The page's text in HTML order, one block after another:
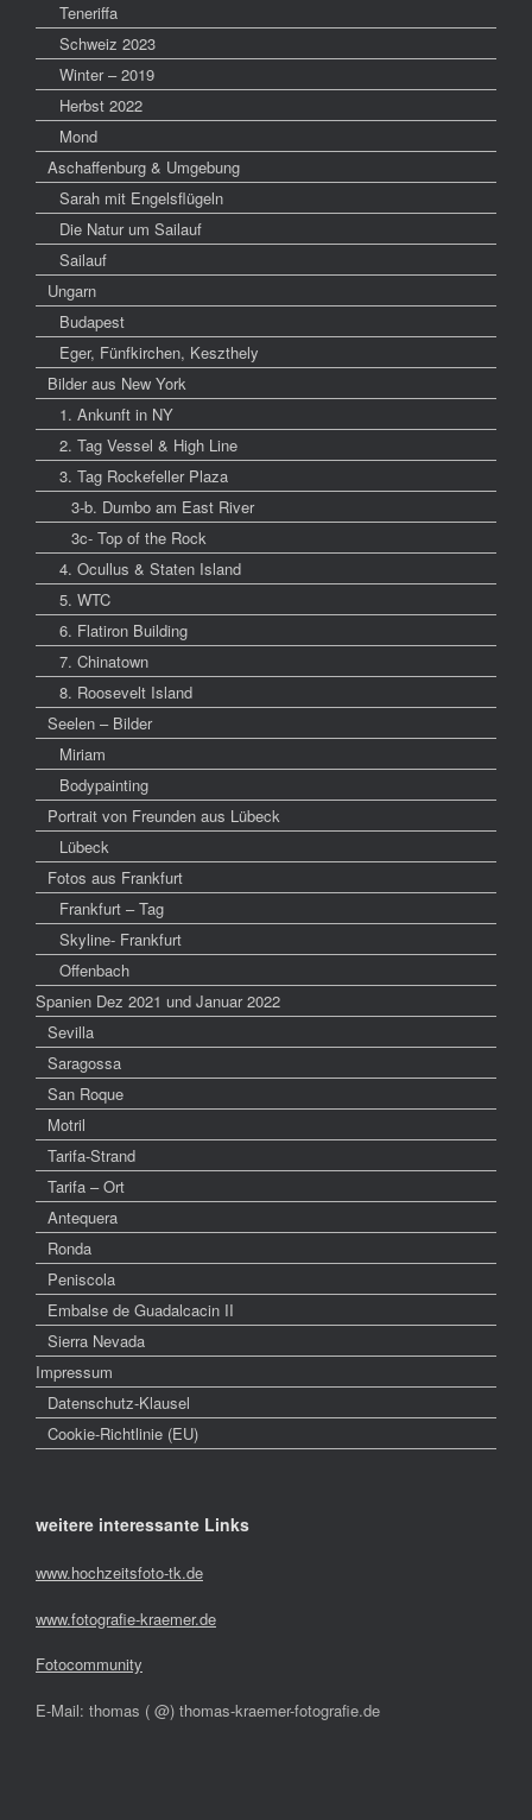
Teneriffa
Schweiz 2023
Winter – 2019
Herbst 2022
Mond
Aschaffenburg & Umgebung
Sarah mit Engelsflügeln
Die Natur um Sailauf
Sailauf
Ungarn
Budapest
Eger, Fünfkirchen, Keszthely
Bilder aus New York
1. Ankunft in NY
2. Tag Vessel & High Line
3. Tag Rockefeller Plaza
3-b. Dumbo am East River
3c- Top of the Rock
4. Ocullus & Staten Island
5. WTC
6. Flatiron Building
7. Chinatown
8. Roosevelt Island
Seelen – Bilder
Miriam
Bodypainting
Portrait von Freunden aus Lübeck
Lübeck
Fotos aus Frankfurt
Frankfurt – Tag
Skyline- Frankfurt
Offenbach
Spanien Dez 2021 und Januar 2022
Sevilla
Saragossa
San Roque
Motril
Tarifa-Strand
Tarifa – Ort
Antequera
Ronda
Peniscola
Embalse de Guadalcacin II
Sierra Nevada
Impressum
Datenschutz-Klausel
Cookie-Richtlinie (EU)
weitere interessante Links
www.hochzeitsfoto-tk.de
www.fotografie-kraemer.de
Fotocommunity
E-Mail: thomas ( @) thomas-kraemer-fotografie.de